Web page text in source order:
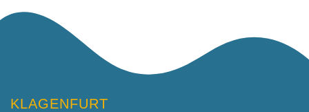
KLAGENFURT